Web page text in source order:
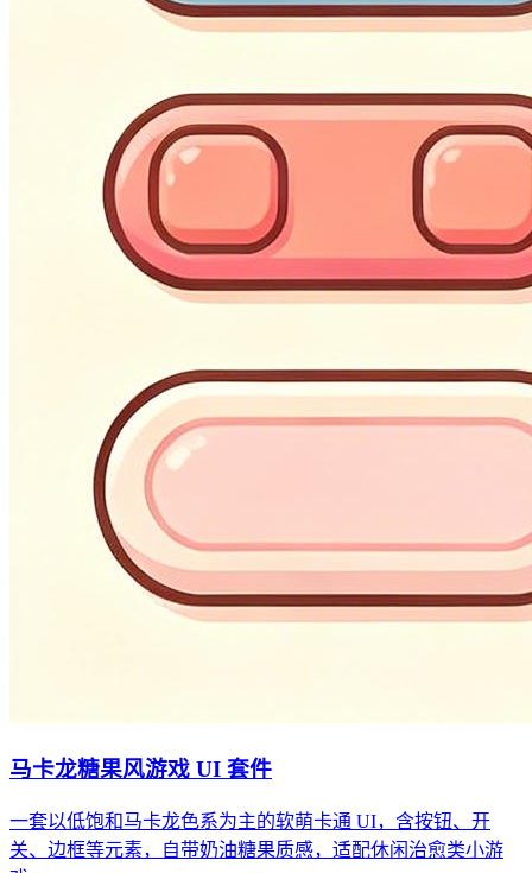
马卡龙糖果风游戏 UI 套件
一套以低饱和马卡龙色系为主的软萌卡通 UI，含按钮、开
关、边框等元素，自带奶油糖果质感，适配休闲治愈类小游